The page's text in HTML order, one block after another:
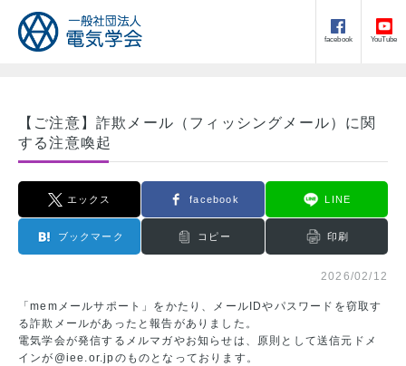
facebook YouTube
【ご注意】詐欺メール（フィッシングメール）に関
する注意喚起
エックス facebook LINE
ブックマーク コピー 印刷
2026/02/12
「memメールサポート」をかたり、メールIDやパスワードを窃取す
る詐欺メールがあったと報告がありました。
電気学会が発信するメルマガやお知らせは、原則として送信元ドメ
インが@iee.or.jpのものとなっております。